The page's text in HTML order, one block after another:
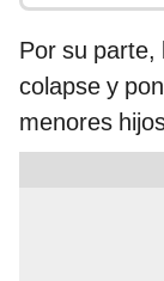
Por su parte,
colapse y
menores